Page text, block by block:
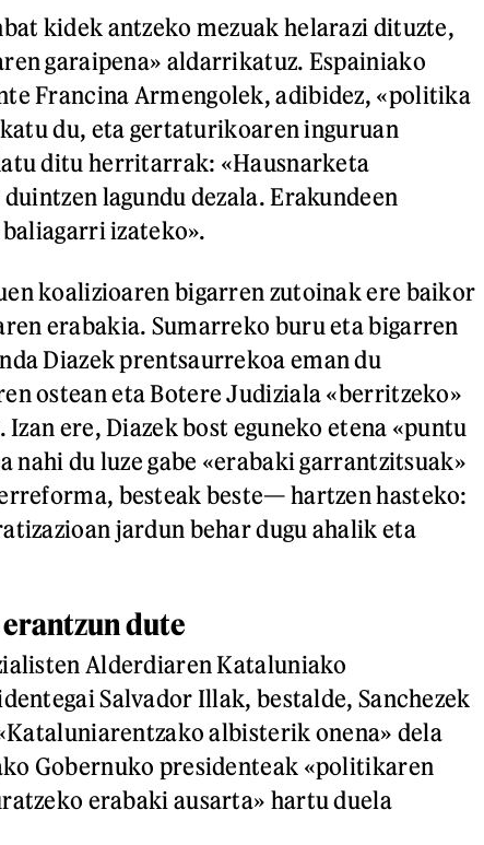
kidek antzeko mezuak helarazi dituzte,
garaipena» aldarrikatuz. Espainiako
Francina Armengolek, adibidez, «politika
du, eta gertaturikoaren inguruan
ditu herritarrak: «Hausnarketa
lagundu dezala. Erakundeen
izateko».
koalizioaren bigarren zutoinak ere baikor
erabakia. Sumarreko buru eta bigarren
Diazek prentsaurrekoa eman du
ostean eta Botere Judiziala «berritzeko»
Izan ere, Diazek bost eguneko etena «puntu
nahi du luze gabe «erabaki garrantzitsuak»
besteak beste— hartzen hasteko:
jardun behar dugu ahalik eta
dute
Alderdiaren Kataluniako
Salvador Illak, bestalde, Sanchezek
albisterik onena» dela
Gobernuko presidenteak «politikaren
erabaki ausarta» hartu duela